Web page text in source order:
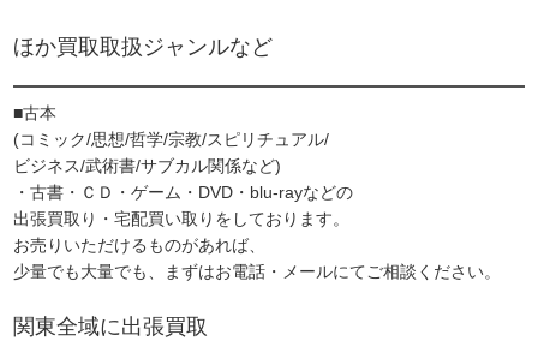
ほか買取取扱ジャンルなど
■古本
(コミック/思想/哲学/宗教/スピリチュアル/
ビジネス/武術書/サブカル関係など)
・古書・ＣＤ・ゲーム・DVD・blu-rayなどの
出張買取り・宅配買い取りをしております。
お売りいただけるものがあれば、
少量でも大量でも、まずはお電話・メールにてご相談ください。
関東全域に出張買取